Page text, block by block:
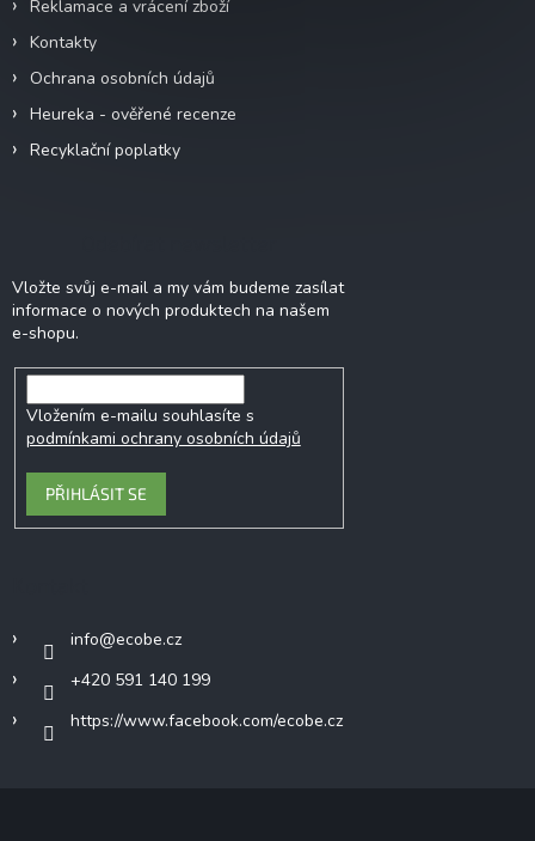
Reklamace a vrácení zboží
Kontakty
Ochrana osobních údajů
Heureka - ověřené recenze
Recyklační poplatky
Vložte svůj e-mail a my vám budeme zasílat
informace o nových produktech na našem
e-shopu.
Vložením e-mailu souhlasíte s
podmínkami ochrany osobních údajů
PŘIHLÁSIT SE
info@ecobe.cz
+420 591 140 199
https://www.facebook.com/ecobe.cz